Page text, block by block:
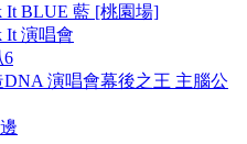
It BLUE 藍 [桃園場]
It 演唱會
6
DNA 演唱會幕後之王 主腦公